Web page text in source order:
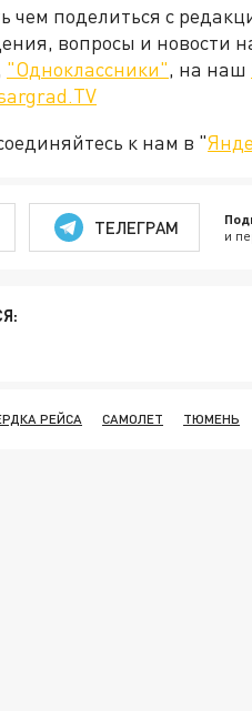
чем поделиться с
вопросы и новости
"Одноклассники", на наш
к нам в "
ТЕЛЕГРАМ и
РЕЙСА САМОЛЕТ ТЮМЕНЬ